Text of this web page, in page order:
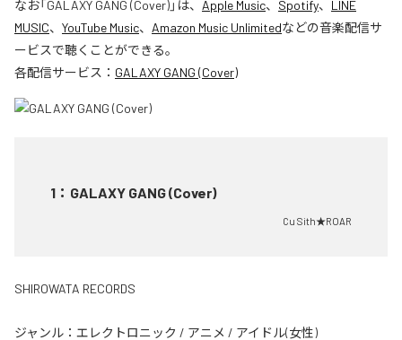
なお「GALAXY GANG (Cover)」は、 Apple Music、 Spotify、 LINE
MUSIC、 YouTube Music、 Amazon Music Unlimitedなどの音楽配信サ
ービスで聴くことができる。
各配信サービス： GALAXY GANG (Cover)
1 ： GALAXY GANG (Cover)
Cu Sith★ROAR
SHIROWATA RECORDS
ジャンル： エレクトロニック / アニメ / アイドル(女性)